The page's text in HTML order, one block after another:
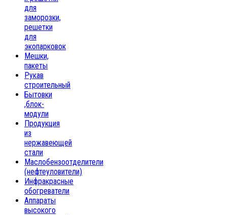
для
заморозки,
решетки
для
экопарковок
Мешки,
пакеты
Рукав
строительный
Бытовки
,блок-
модули
Продукция
из
нержавеющей
стали
Маслобензоотделители
(нефтеуловители)
Инфракрасные
обогреватели
Аппараты
высокого